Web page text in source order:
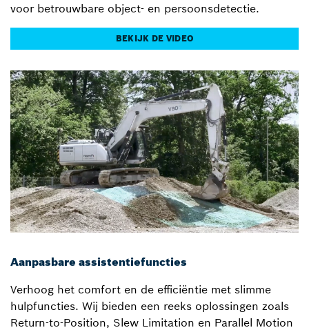
voor betrouwbare object- en persoonsdetectie.
BEKIJK DE VIDEO
Aanpasbare assistentiefuncties
Verhoog het comfort en de efficiëntie met slimme
hulpfuncties. Wij bieden een reeks oplossingen zoals
Return-to-Position, Slew Limitation en Parallel Motion